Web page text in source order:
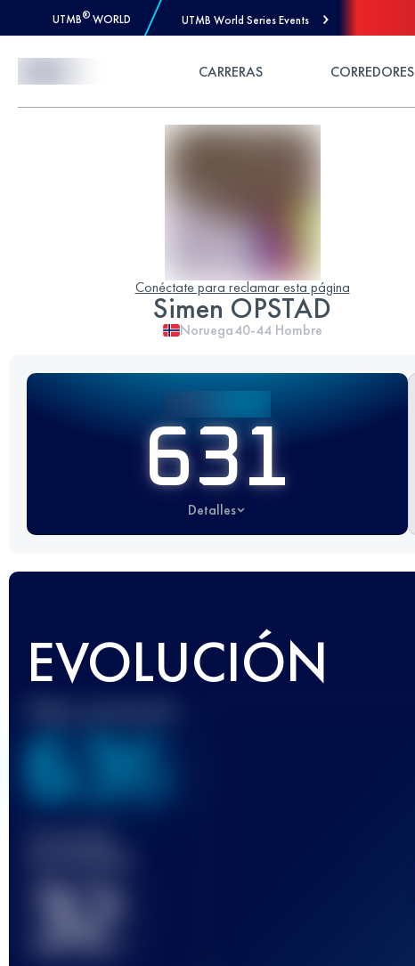
UTMB® WORLD UTMB World Series Events
CARRERAS CORREDORES
Conéctate para reclamar esta página
Simen OPSTAD
Noruega40-44 Hombre
631
Detalles
EVOLUCIÓN
636
32